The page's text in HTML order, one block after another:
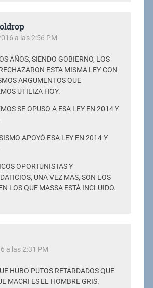
a las 2:56 PM
AÑOS, SIENDO GOBIERNO, LOS
ESTA MISMA LEY CON
ARGUMENTOS QUE
UTILIZA HOY.
SE OPUSO A ESA LEY EN 2014 Y
APOYÓ ESA LEY EN 2014 Y
OPORTUNISTAS Y
UNA VEZ MAS, SON LOS
LOS QUE MASSA ESTÁ INCLUIDO.
a las 2:31 PM
HUBO PUTOS RETARDADOS QUE
MACRI ES EL HOMBRE GRIS.